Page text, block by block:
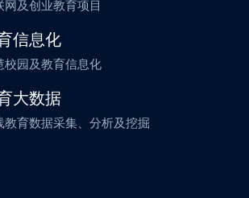
网及创业教育项目
信息化
校园及教育信息化
大数据
教育数据采集、分析及挖掘